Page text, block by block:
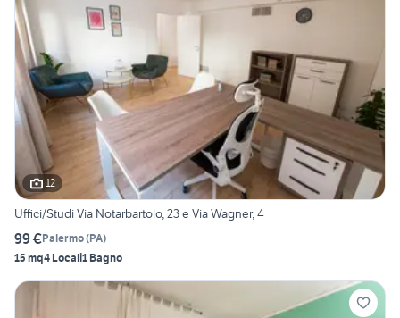
12
Uffici/Studi Via Notarbartolo, 23 e Via Wagner, 4
99 €Palermo(PA)
15 mq4 Locali1 Bagno